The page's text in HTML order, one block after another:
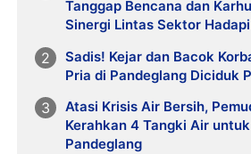
Tanggap Bencana dan
Sinergi Lintas Sektor
Sadis! Kejar dan Bacok
Pria di Pandeglang Diciduk
Atasi Krisis Air Bersih,
Kerahkan 4 Tangki Air
Pandeglang